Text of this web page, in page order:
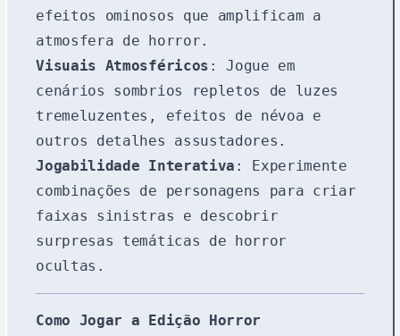
efeitos ominosos que amplificam a
atmosfera de horror.
Visuais Atmosféricos : Jogue em
cenários sombrios repletos de luzes
tremeluzentes, efeitos de névoa e
outros detalhes assustadores.
Jogabilidade Interativa : Experimente
combinações de personagens para criar
faixas sinistras e descobrir
surpresas temáticas de horror
ocultas.
Como Jogar a Edição Horror